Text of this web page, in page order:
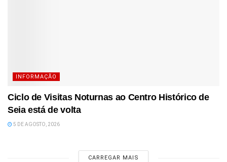
INFORMAÇÃO
Ciclo de Visitas Noturnas ao Centro Histórico de
Seia está de volta
5 DE AGOSTO, 2026
CARREGAR MAIS